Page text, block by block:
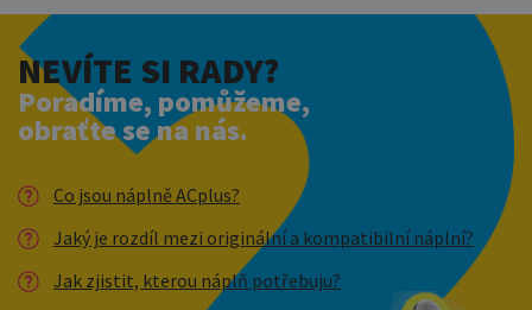
NEVÍTE SI RADY?
Poradíme, pomůžeme,
obraťte se na nás.
Co jsou náplně ACplus?
Jaký je rozdíl mezi originální a kompatibilní náplní?
Jak zjistit, kterou náplň potřebuju?